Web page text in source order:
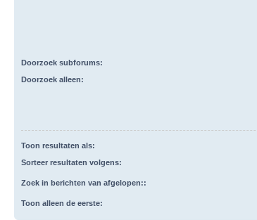
Doorzoek subforums:
Doorzoek alleen:
Toon resultaten als:
Sorteer resultaten volgens:
Zoek in berichten van afgelopen::
Toon alleen de eerste: